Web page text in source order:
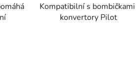
Kompatibilní s
konvertory Pilot